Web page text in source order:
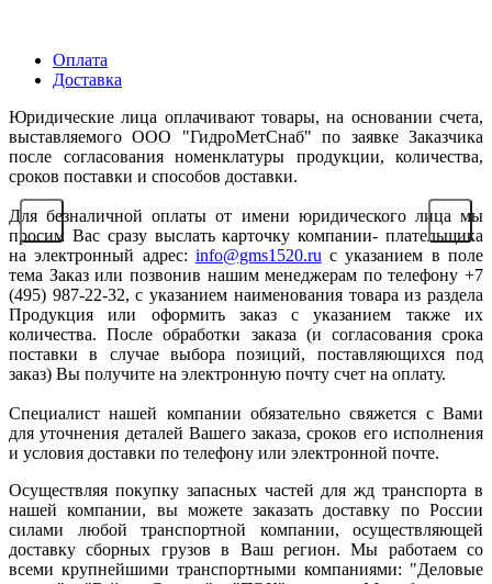
Оплата
Доставка
Юридические лица оплачивают товары, на основании счета,
выставляемого ООО "ГидроМетСнаб" по заявке Заказчика
после согласования номенклатуры продукции, количества,
сроков поставки и способов доставки.
Для безналичной оплаты от имени юридического лица мы
просим Вас сразу выслать карточку компании- плательщика
на электронный адрес: info@gms1520.ru с указанием в поле
тема Заказ или позвонив нашим менеджерам по телефону +7
(495) 987-22-32, с указанием наименования товара из раздела
Продукция или оформить заказ с указанием также их
количества. После обработки заказа (и согласования срока
поставки в случае выбора позиций, поставляющихся под
заказ) Вы получите на электронную почту счет на оплату.
Специалист нашей компании обязательно свяжется с Вами
для уточнения деталей Вашего заказа, сроков его исполнения
и условия доставки по телефону или электронной почте.
Осуществляя покупку запасных частей для жд транспорта в
нашей компании, вы можете заказать доставку по России
силами любой транспортной компании, осуществляющей
доставку сборных грузов в Ваш регион. Мы работаем со
всеми крупнейшими транспортными компаниями: "Деловые